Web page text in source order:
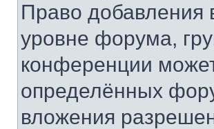
Право добавления
уровне форума,
конференции
определённых
вложения